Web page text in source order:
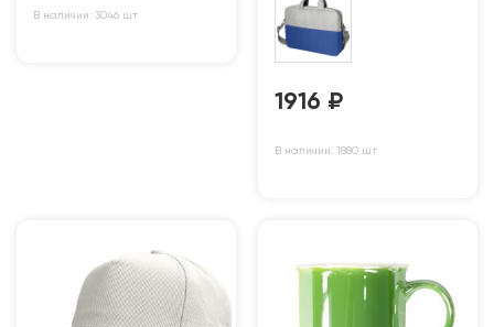
В наличии: 3046 шт
1916 ₽
В наличии: 1880 шт